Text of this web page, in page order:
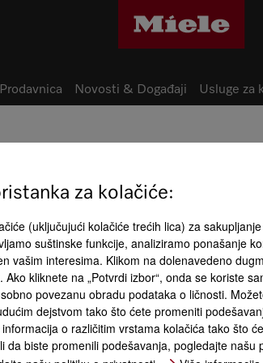
Različite veličine
Egzotičan
CombiSet-ova
navike
Prodavnica Novosti & Događaji Usluge za
za kolačiće:
(uključujući kolačiće trećih lica) za
suštinske funkcije, analiziramo ponašanje
vašim interesima. Klikom na dolenavedeno
kliknete na „Potvrdi izbor“, onda se koriste
povezanu obradu podataka o ličnosti.
dejstvom tako što ćete promeniti
o različitim vrstama kolačića tako što
da biste promenili podešavanja, pogledajte